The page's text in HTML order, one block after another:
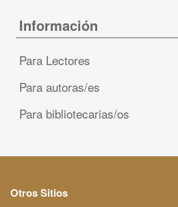
Información
Para Lectores
Para autoras/es
Para bibliotecarias/os
Otros Sitios